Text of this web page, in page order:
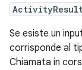
Se esiste un
corrisponde al
Chiamata in